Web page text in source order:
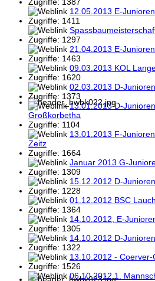
Zugriffe: 1387
12.05.2013 E-
Zugriffe: 1411
Zugriffe: 1297
21.04.2013 E-
Zugriffe: 1463
09.03.2013 KOL
Zugriffe: 1620
02.03.2013 D-
Zugriffe: 1373
13.01.2013 D-
Großkorbetha
Zugriffe: 1104
13.01.2013 F-
Zeitz
Zugriffe: 1664
Januar 2013 G-
Zugriffe: 1309
15.12.2012 D-
Zugriffe: 1228
01.12.2012 BSC
Zugriffe: 1364
14.10.2012, E-
Zugriffe: 1305
14.10.2012 D-
Zugriffe: 1322
13.10.2012 -
Zugriffe: 1526
06.10.2012 1.